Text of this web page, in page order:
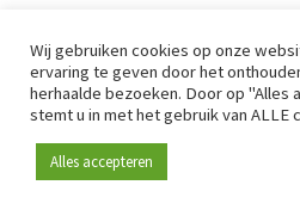
Wij gebruiken cookies op onze
ervaring te geven door het
herhaalde bezoeken. Door op "Alles
stemt u in met het gebruik van ALLE
Alles accepteren